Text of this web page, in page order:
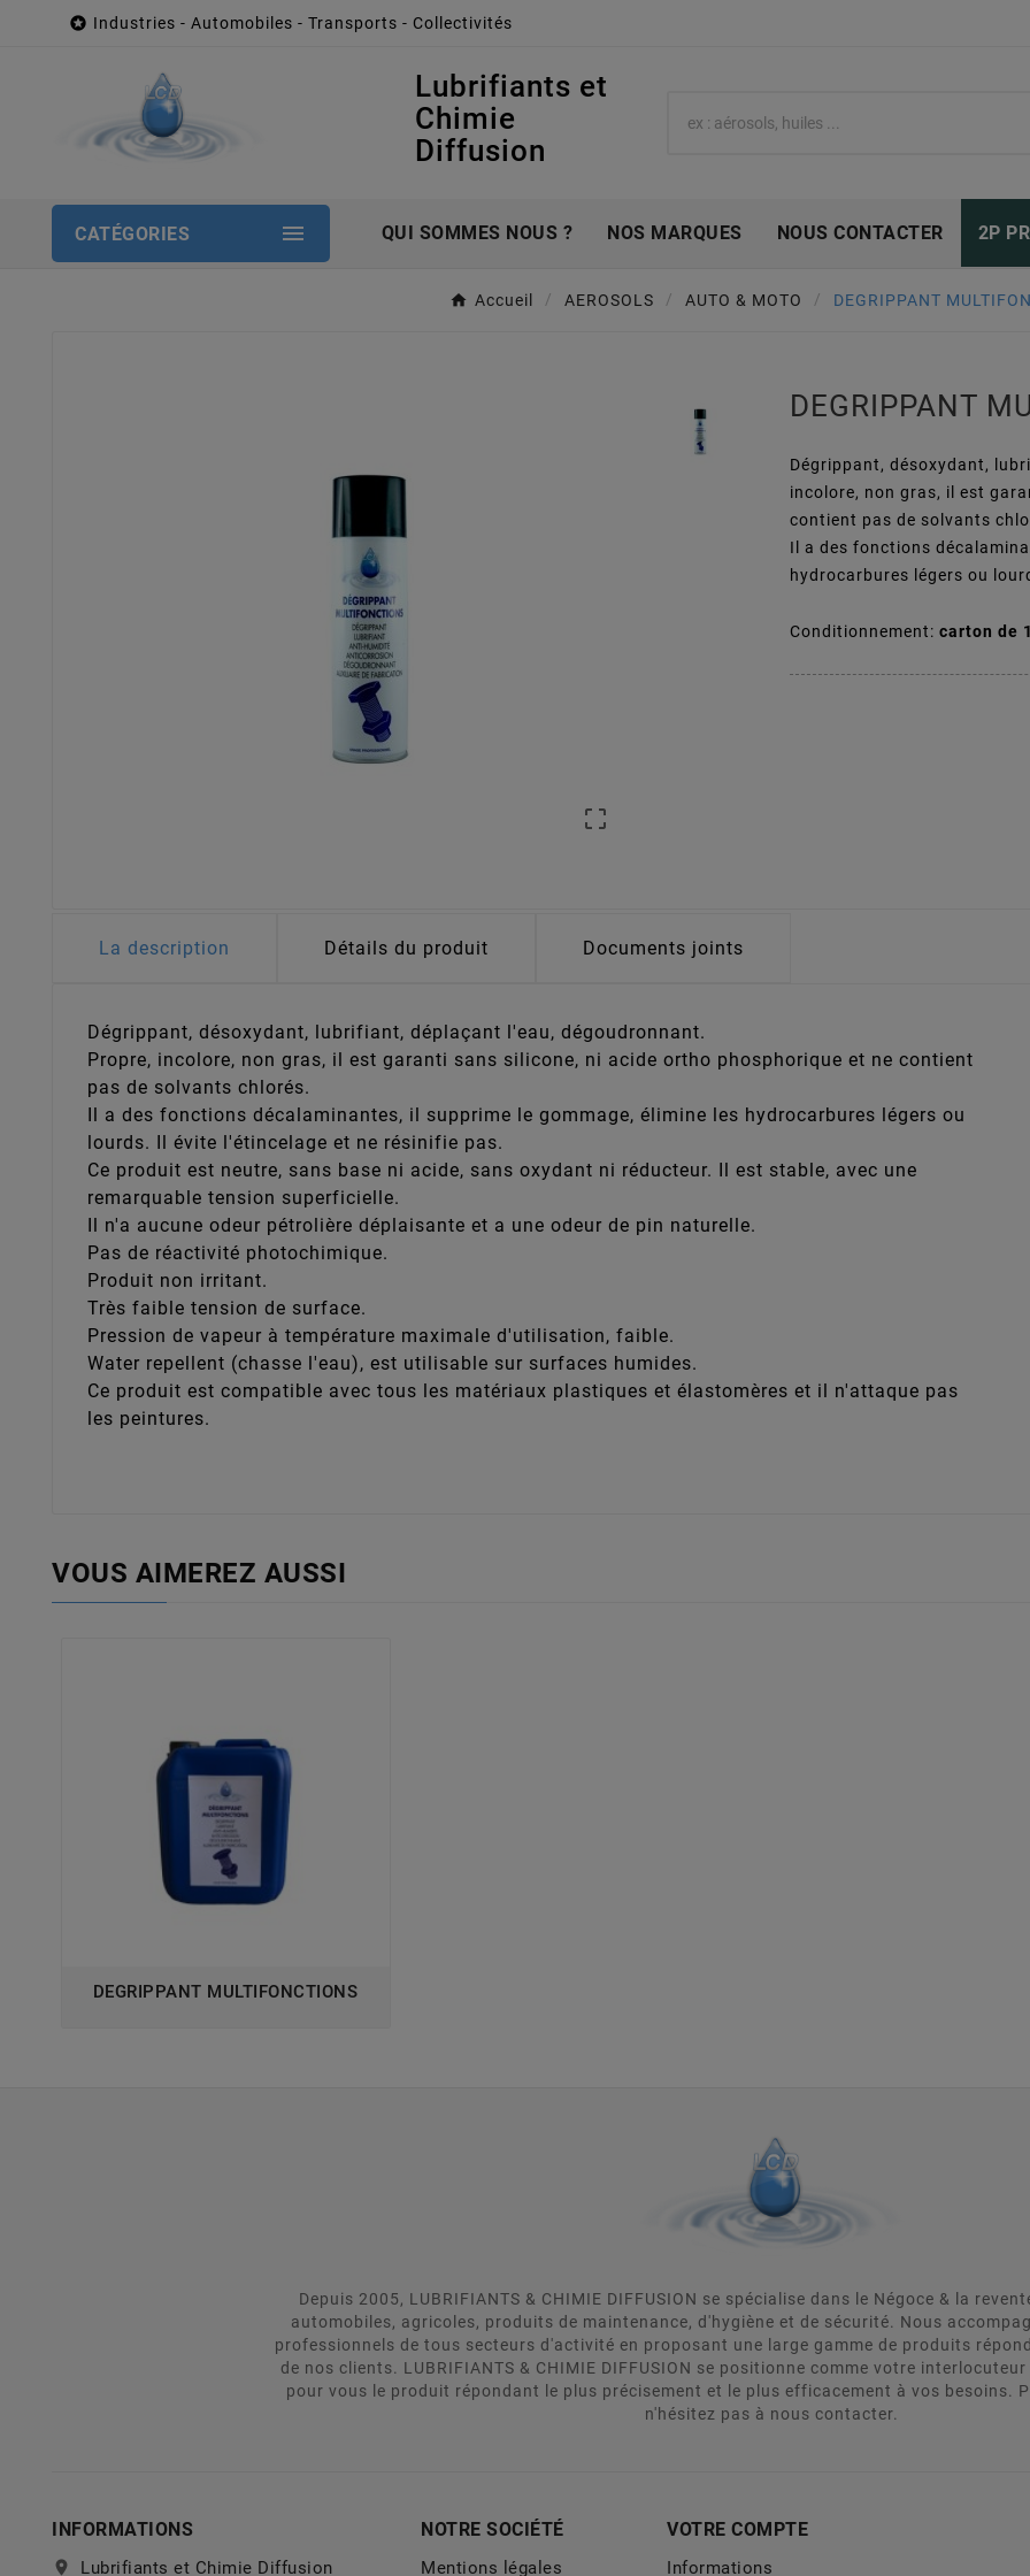
 Industries - Automobiles - Transports - Collectivités
Lubrifiants et
Chimie
Diffusion
CATÉGORIES  QUI SOMMES NOUS ? NOS MARQUES NOUS CONTACTER 2P
Accueil AEROSOLS AUTO & MOTO DEGRIPPANT

DEGRIPPANT
Dégrippant, désoxydant,
incolore, non gras, il est
contient pas de solvants
Il a des fonctions
hydrocarbures légers ou
Conditionnement: carton de
La description Détails du produit Documents joints
Dégrippant, désoxydant, lubrifiant, déplaçant l'eau, dégoudronnant.
Propre, incolore, non gras, il est garanti sans silicone, ni acide ortho phosphorique et ne contient
pas de solvants chlorés.
Il a des fonctions décalaminantes, il supprime le gommage, élimine les hydrocarbures légers ou
lourds. Il évite l'étincelage et ne résinifie pas.
Ce produit est neutre, sans base ni acide, sans oxydant ni réducteur. Il est stable, avec une
remarquable tension superficielle.
Il n'a aucune odeur pétrolière déplaisante et a une odeur de pin naturelle.
Pas de réactivité photochimique.
Produit non irritant.
Très faible tension de surface.
Pression de vapeur à température maximale d'utilisation, faible.
Water repellent (chasse l'eau), est utilisable sur surfaces humides.
Ce produit est compatible avec tous les matériaux plastiques et élastomères et il n'attaque pas
les peintures.
VOUS AIMEREZ AUSSI
DEGRIPPANT MULTIFONCTIONS
Depuis 2005, LUBRIFIANTS & CHIMIE DIFFUSION se spécialise dans le Négoce & la
automobiles, agricoles, produits de maintenance, d'hygiène et de sécurité. Nous
professionnels de tous secteurs d'activité en proposant une large gamme de produits
de nos clients. LUBRIFIANTS & CHIMIE DIFFUSION se positionne comme votre
pour vous le produit répondant le plus précisement et le plus efficacement à vos besoins.
n'hésitez pas à nous contacter.
INFORMATIONS
location_on Lubrifiants et Chimie Diffusion
NOTRE SOCIÉTÉ
Mentions légales
VOTRE COMPTE
Informations